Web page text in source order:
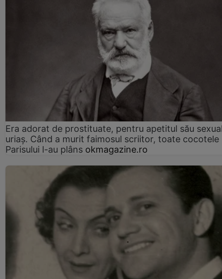
Era adorat de prostituate, pentru apetitul său
uriaș. Când a murit faimosul scriitor, toate cocotele
Parisului l-au plâns okmagazine.ro